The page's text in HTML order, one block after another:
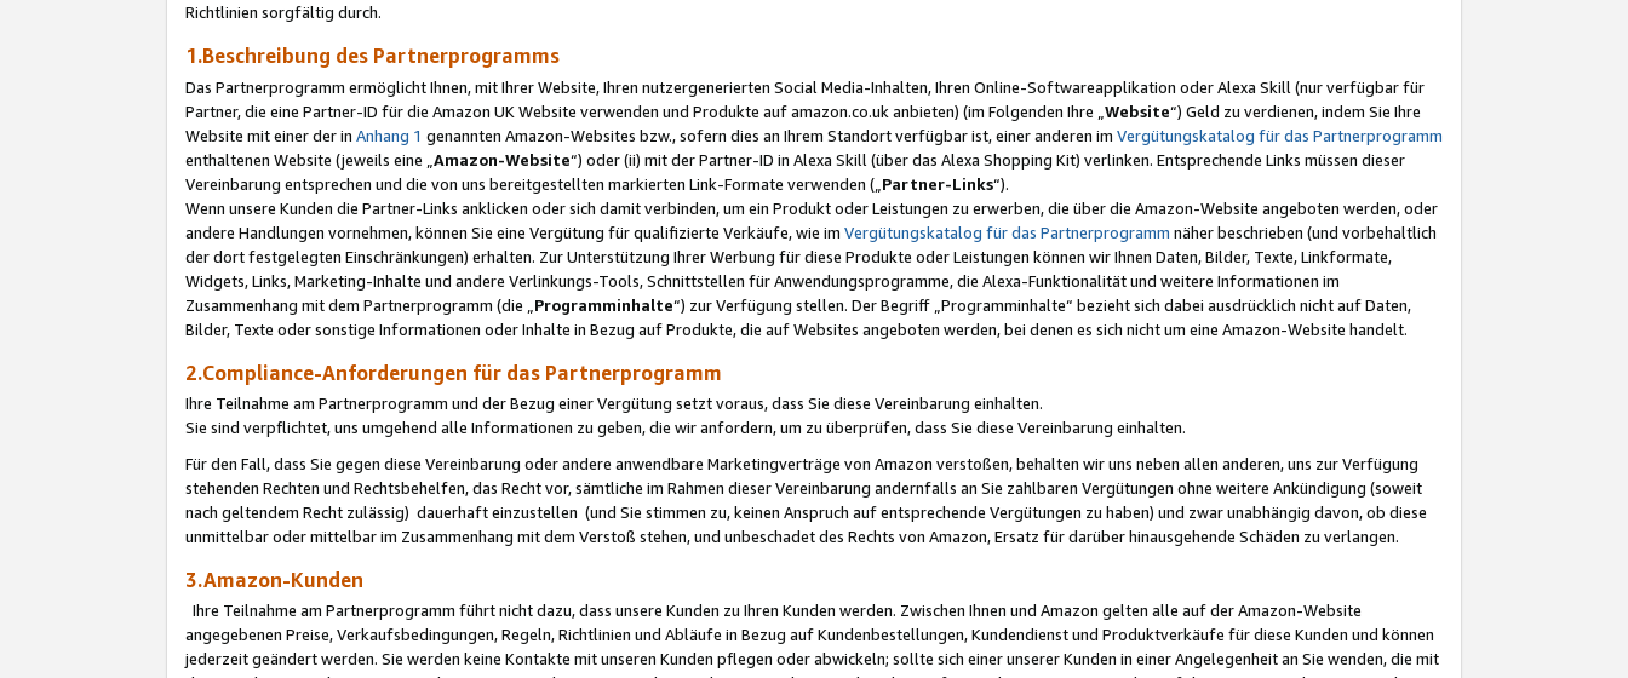
Richtlinien sorgfältig durch.
1.Beschreibung des Partnerprogramms
Das Partnerprogramm ermöglicht Ihnen, mit Ihrer Website, Ihren nutzergenerierten Social Media-Inhalten, Ihren Online-Softwareapplikation oder Alexa Skill (nur verfügbar für
Partner, die eine Partner-ID für die Amazon UK Website verwenden und Produkte auf amazon.co.uk anbieten) (im Folgenden Ihre „ Website“) Geld zu verdienen, indem Sie Ihre
Website mit einer der in Anhang 1 genannten Amazon-Websites bzw., sofern dies an Ihrem Standort verfügbar ist, einer anderen im Vergütungskatalog für das Partnerprogramm
enthaltenen Website (jeweils eine „ Amazon-Website“) oder (ii) mit der Partner-ID in Alexa Skill (über das Alexa Shopping Kit) verlinken. Entsprechende Links müssen dieser
Vereinbarung entsprechen und die von uns bereitgestellten markierten Link-Formate verwenden („ Partner-Links“).
Wenn unsere Kunden die Partner-Links anklicken oder sich damit verbinden, um ein Produkt oder Leistungen zu erwerben, die über die Amazon-Website angeboten werden, oder
andere Handlungen vornehmen, können Sie eine Vergütung für qualifizierte Verkäufe, wie im Vergütungskatalog für das Partnerprogramm näher beschrieben (und vorbehaltlich
der dort festgelegten Einschränkungen) erhalten. Zur Unterstützung Ihrer Werbung für diese Produkte oder Leistungen können wir Ihnen Daten, Bilder, Texte, Linkformate,
Widgets, Links, Marketing-Inhalte und andere Verlinkungs-Tools, Schnittstellen für Anwendungsprogramme, die Alexa-Funktionalität und weitere Informationen im
Zusammenhang mit dem Partnerprogramm (die „ Programminhalte“) zur Verfügung stellen. Der Begriff „Programminhalte“ bezieht sich dabei ausdrücklich nicht auf Daten,
Bilder, Texte oder sonstige Informationen oder Inhalte in Bezug auf Produkte, die auf Websites angeboten werden, bei denen es sich nicht um eine Amazon-Website handelt.
2.Compliance-Anforderungen für das Partnerprogramm
Ihre Teilnahme am Partnerprogramm und der Bezug einer Vergütung setzt voraus, dass Sie diese Vereinbarung einhalten.
Sie sind verpflichtet, uns umgehend alle Informationen zu geben, die wir anfordern, um zu überprüfen, dass Sie diese Vereinbarung einhalten.
Für den Fall, dass Sie gegen diese Vereinbarung oder andere anwendbare Marketingverträge von Amazon verstoßen, behalten wir uns neben allen anderen, uns zur Verfügung
stehenden Rechten und Rechtsbehelfen, das Recht vor, sämtliche im Rahmen dieser Vereinbarung andernfalls an Sie zahlbaren Vergütungen ohne weitere Ankündigung (soweit
nach geltendem Recht zulässig) dauerhaft einzustellen (und Sie stimmen zu, keinen Anspruch auf entsprechende Vergütungen zu haben) und zwar unabhängig davon, ob diese
unmittelbar oder mittelbar im Zusammenhang mit dem Verstoß stehen, und unbeschadet des Rechts von Amazon, Ersatz für darüber hinausgehende Schäden zu verlangen.
3.Amazon-Kunden
Ihre Teilnahme am Partnerprogramm führt nicht dazu, dass unsere Kunden zu Ihren Kunden werden. Zwischen Ihnen und Amazon gelten alle auf der Amazon-Website
angegebenen Preise, Verkaufsbedingungen, Regeln, Richtlinien und Abläufe in Bezug auf Kundenbestellungen, Kundendienst und Produktverkäufe für diese Kunden und können
jederzeit geändert werden. Sie werden keine Kontakte mit unseren Kunden pflegen oder abwickeln; sollte sich einer unserer Kunden in einer Angelegenheit an Sie wenden, die mit